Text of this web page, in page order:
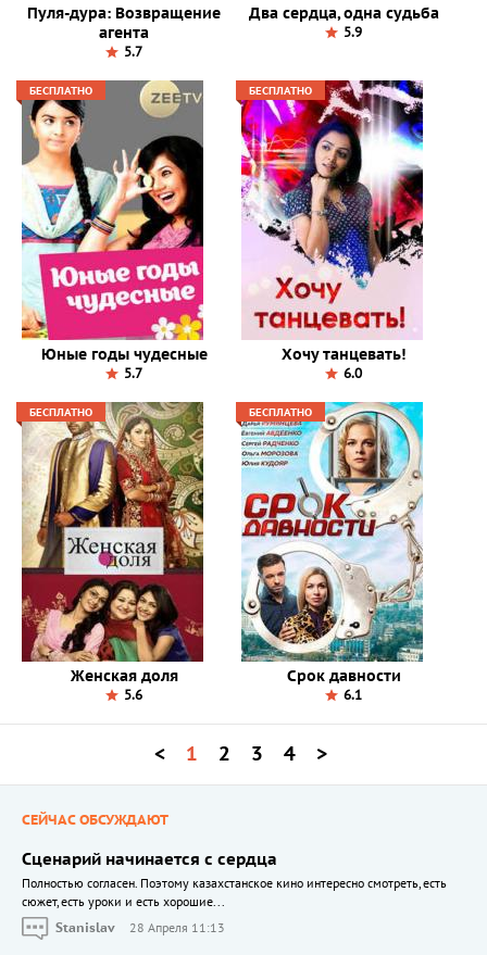
Пуля-дура: Возвращение
агента
5.7
Два сердца, одна судьба
5.9
БЕСПЛАТНО
Юные годы чудесные
5.7
БЕСПЛАТНО
Хочу танцевать!
6.0
БЕСПЛАТНО
Женская доля
5.6
БЕСПЛАТНО
Срок давности
6.1
< 1 2 3 4 >
СЕЙЧАС ОБСУЖДАЮТ
Сценарий начинается с сердца
Полностью согласен. Поэтому казахстанское кино интересно смотреть, есть
сюжет, есть уроки и есть хорошие...
Stanislav
28 Апреля 11:13